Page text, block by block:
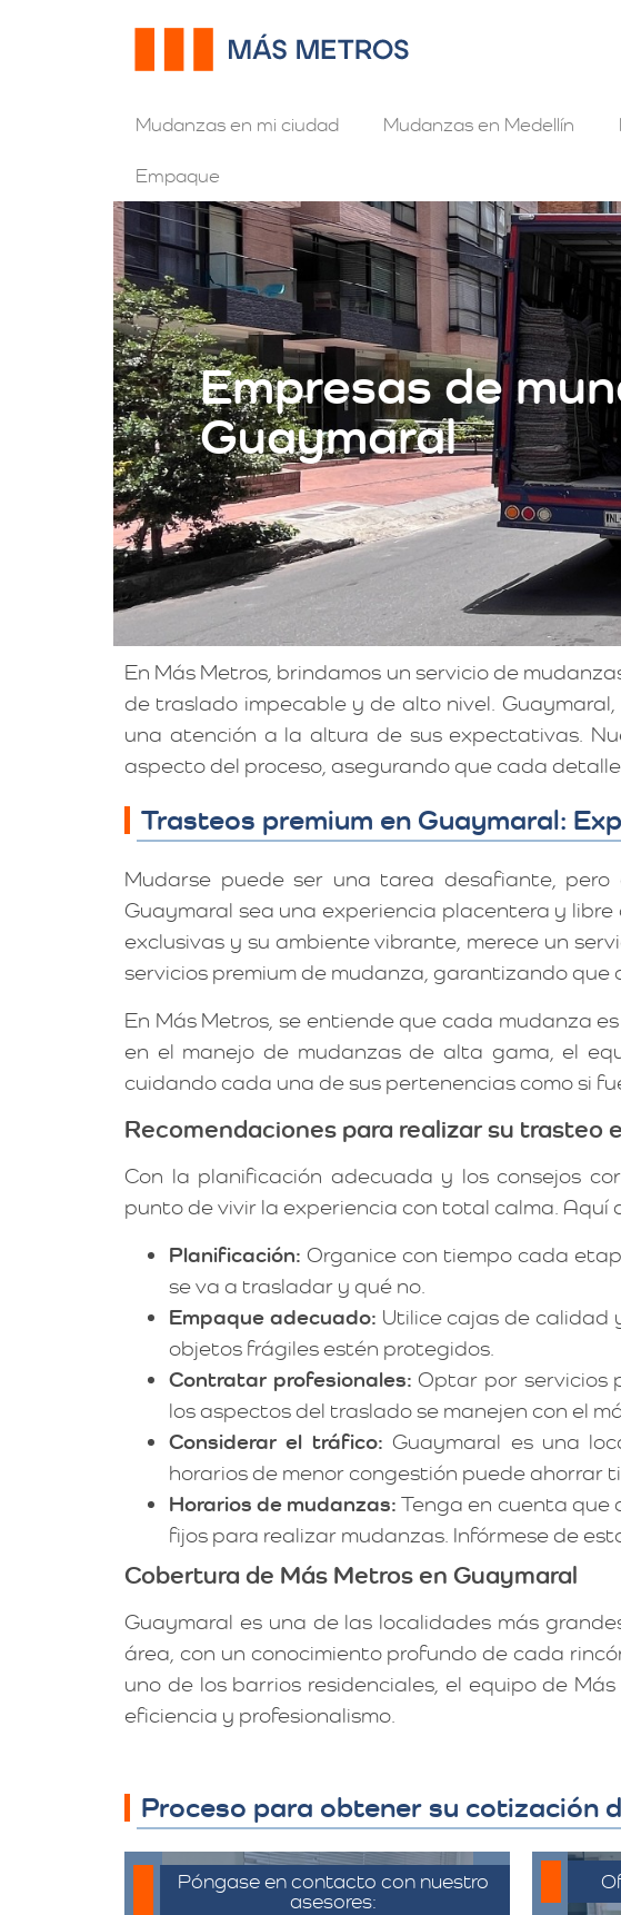
Mudanzas en mi ciudad Mudanzas en Medellín
Empaque
Empresas de
Guaymaral
En Más Metros, brindamos un servicio de
de traslado impecable y de alto nivel.
una atención a la altura de sus expectativas.
aspecto del proceso, asegurando que cada
Trasteos premium en Guaymaral:
Mudarse puede ser una tarea desafiante,
Guaymaral sea una experiencia placentera y
exclusivas y su ambiente vibrante, merece un
servicios premium de mudanza, garantizando
En Más Metros, se entiende que cada mudanza
en el manejo de mudanzas de alta gama, el
cuidando cada una de sus pertenencias como si
Recomendaciones para realizar su trasteo
Con la planificación adecuada y los consejos
punto de vivir la experiencia con total calma.
Planificación: Organice con tiempo cada
se va a trasladar y qué no.
Empaque adecuado: Utilice cajas de calidad
objetos frágiles estén protegidos.
Contratar profesionales: Optar por servicios
los aspectos del traslado se manejen con el
Considerar el tráfico: Guaymaral es una
horarios de menor congestión puede ahorrar
Horarios de mudanzas: Tenga en cuenta que
fijos para realizar mudanzas. Infórmese de
Cobertura de Más Metros en Guaymaral
Guaymaral es una de las localidades más
área, con un conocimiento profundo de cada
uno de los barrios residenciales, el equipo de
eficiencia y profesionalismo.
Proceso para obtener su cotización
Póngase en contacto con nuestro
asesores: